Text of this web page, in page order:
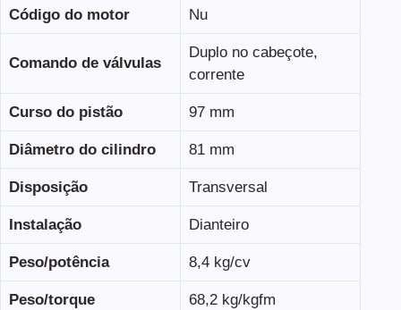
Código do motor Nu
Comando de válvulas
Duplo no cabeçote,
corrente
Curso do pistão 97 mm
Diâmetro do cilindro 81 mm
Disposição Transversal
Instalação Dianteiro
Peso/potência 8,4 kg/cv
Peso/torque 68,2 kg/kgfm